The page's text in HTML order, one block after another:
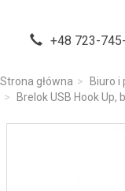
+48 723-
Strona główna Biuro i
Brelok USB Hook Up,